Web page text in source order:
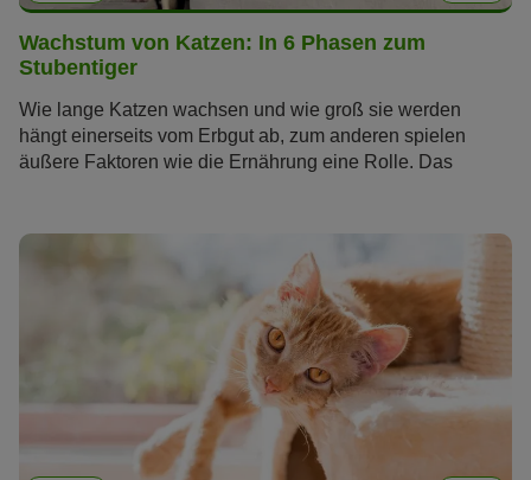
Wachstum von Katzen: In 6 Phasen zum
Stubentiger
Wie lange Katzen wachsen und wie groß sie werden
hängt einerseits vom Erbgut ab, zum anderen spielen
äußere Faktoren wie die Ernährung eine Rolle. Das
können Sie Ihrem Kätzchen den perfekten Start ins Leben
ermöglichen und es bestmöglich beim Erwachsenwerden